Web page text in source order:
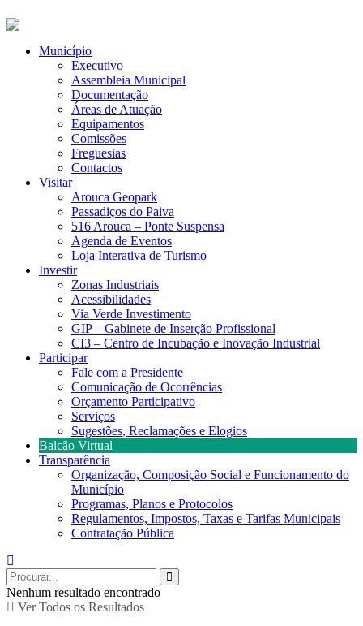
Município
Executivo
Assembleia Municipal
Documentação
Áreas de Atuação
Equipamentos
Comissões
Freguesias
Contactos
Visitar
Arouca Geopark
Passadiços do Paiva
516 Arouca – Ponte Suspensa
Agenda de Eventos
Loja Interativa de Turismo
Investir
Zonas Industriais
Acessibilidades
Via Verde Investimento
GIP – Gabinete de Inserção Profissional
CI3 – Centro de Incubação e Inovação Industrial
Participar
Fale com a Presidente
Comunicação de Ocorrências
Orçamento Participativo
Serviços
Sugestões, Reclamações e Elogios
Balcão Virtual
Transparência
Organização, Composição Social e Funcionamento do
Município
Programas, Planos e Protocolos
Regulamentos, Impostos, Taxas e Tarifas Municipais
Contratação Pública
Nenhum resultado encontrado
Ver Todos os Resultados